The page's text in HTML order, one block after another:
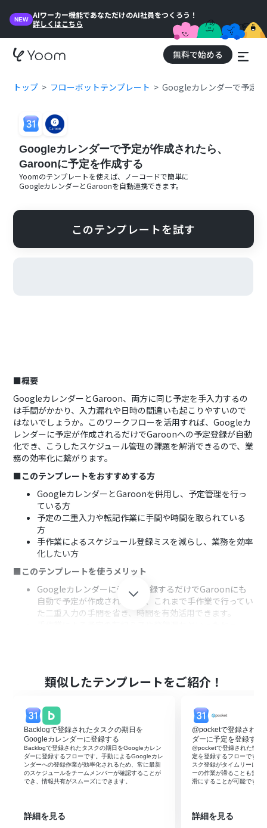
NEW
AIワーカー機能であなただけのAI社員をつくろう！
詳しくはこちら
無料で始める
トップ フローボットテンプレート Googleカレンダーで予定
Googleカレンダーで予定が作成されたら、
Garoonに予定を作成する
Yoomのテンプレートを使えば、ノーコードで簡単に
GoogleカレンダーとGaroonを自動連携できます。
このテンプレートを試す
■概要
GoogleカレンダーとGaroon、両方に同じ予定を手入力するの
は手間がかかり、入力漏れや日時の間違いも起こりやすいので
はないでしょうか。このワークフローを活用すれば、Googleカ
レンダーに予定が作成されるだけでGaroonへの予定登録が自動
化でき、こうしたスケジュール管理の課題を解消できるので、業
務の効率化に繋がります。
■このテンプレートをおすすめする方
GoogleカレンダーとGaroonを併用し、予定管理を行っ
ている方
予定の二重入力や転記作業に手間や時間を取られている
方
手作業によるスケジュール登録ミスを減らし、業務を効率
化したい方
■このテンプレートを使うメリット
Googleカレンダーに予定を登録するだけでGaroonにも
自動で予定が作成されるため、これまで手作業で行ってい
た二重入力の手間を省き、時間を有効活用できます。
はじめに、GoogleカレンダーとGaroonをYoomと連携し
次に、トリガーでGoogleカレンダーを選択し、「予定が
作成されたら」というアクションを設定します。これによ
り、Googleカレンダーに新しい予定が登録されるとフロ
ーが起動するようになります。
最後に、オペレーションでGaroonを選択し、「【スケジ
ュール】予定を登録」アクションを設定します。ここで、
Googleカレンダーのトリガーで取得した予定情報を利用
※「トリガー」：フロー起動のきっかけとなるアクション、「オ
ペレーション」：トリガー起動後、フロー内で処理を行うアク
類似したテンプレートをご紹介！
Backlogで登録されたタスクの期日を
Googleカレンダーに登録する
Backlogで登録されたタスクの期日をGoogleカレン
ダーに登録するフローです。手動によるGoogleカレ
ンダーへの登録作業が効率化されるため、常に最新
のスケジュールをチームメンバーが確認することが
でき、情報共有がスムーズにできます。
詳細を見る
@pocketで登録された
ダーに予定を登録する
@pocketで登録された情報
定を登録するフローです。
スク登録がタイムリーにな
ーの作業が滞ることも無く
滑にすることが可能です。
詳細を見る